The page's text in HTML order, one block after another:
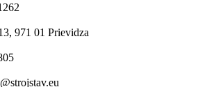
971 01 Prievidza